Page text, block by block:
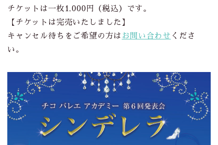
チケットは一枚1,000円（税込）です。
【チケットは完売いたしました】
キャンセル待ちをご希望の方は お問い合わせ くださ
い。